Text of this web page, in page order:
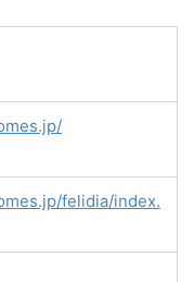
felidia/index.